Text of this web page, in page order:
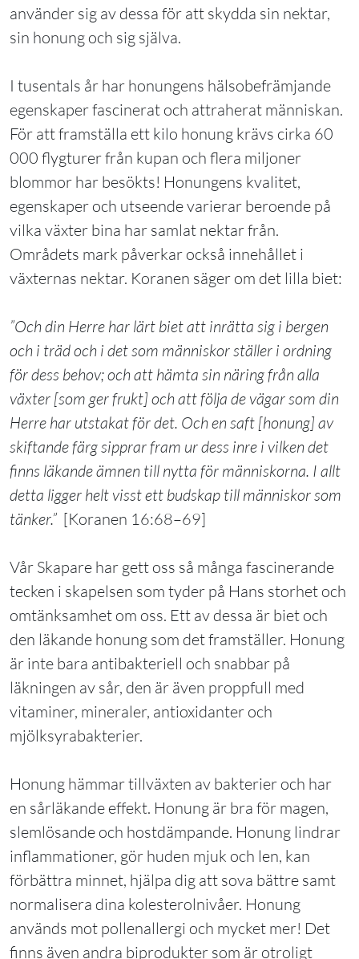
använder sig av dessa för att skydda sin nektar,
sin honung och sig själva.
I tusentals år har honungens hälsobefrämjande
egenskaper fascinerat och attraherat människan.
För att framställa ett kilo honung krävs cirka 60
000 flygturer från kupan och flera miljoner
blommor har besökts! Honungens kvalitet,
egenskaper och utseende varierar beroende på
vilka växter bina har samlat nektar från.
Områdets mark påverkar också innehållet i
växternas nektar. Koranen säger om det lilla biet:
”Och din Herre har lärt biet att inrätta sig i bergen
och i träd och i det som människor ställer i ordning
för dess behov; och att hämta sin näring från alla
växter [som ger frukt] och att följa de vägar som din
Herre har utstakat för det. Och en saft [honung] av
skiftande färg sipprar fram ur dess inre i vilken det
finns läkande ämnen till nytta för människorna. I allt
detta ligger helt visst ett budskap till människor som
tänker.” [Koranen 16:68–69]
Vår Skapare har gett oss så många fascinerande
tecken i skapelsen som tyder på Hans storhet och
omtänksamhet om oss. Ett av dessa är biet och
den läkande honung som det framställer. Honung
är inte bara antibakteriell och snabbar på
läkningen av sår, den är även proppfull med
vitaminer, mineraler, antioxidanter och
mjölksyrabakterier.
Honung hämmar tillväxten av bakterier och har
en sårläkande effekt. Honung är bra för magen,
slemlösande och hostdämpande. Honung lindrar
inflammationer, gör huden mjuk och len, kan
förbättra minnet, hjälpa dig att sova bättre samt
normalisera dina kolesterolnivåer. Honung
används mot pollenallergi och mycket mer! Det
finns även andra biprodukter som är otroligt